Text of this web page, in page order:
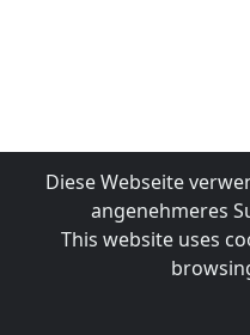
Diese Webseite
angenehmeres
This website uses